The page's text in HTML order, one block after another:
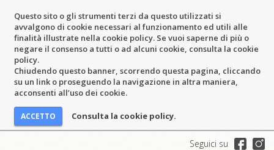
Questo sito o gli strumenti terzi da questo utilizzati si
avvalgono di cookie necessari al funzionamento ed utili alle
finalità illustrate nella cookie policy. Se vuoi saperne di più o
negare il consenso a tutti o ad alcuni cookie, consulta la cookie
policy.
Chiudendo questo banner, scorrendo questa pagina, cliccando
su un link o proseguendo la navigazione in altra maniera,
acconsenti all’uso dei cookie.
Consulta la cookie policy.
Seguici su